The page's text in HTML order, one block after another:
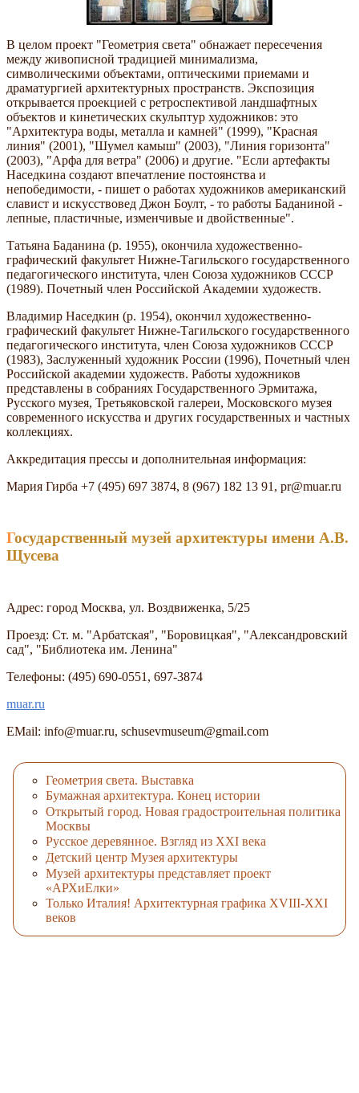
В целом проект "Геометрия света" обнажает пересечения
между живописной традицией минимализма,
символическими объектами, оптическими приемами и
драматургией архитектурных пространств. Экспозиция
открывается проекцией с ретроспективой ландшафтных
объектов и кинетических скульптур художников: это
"Архитектура воды, металла и камней" (1999), "Красная
линия" (2001), "Шумел камыш" (2003), "Линия горизонта"
(2003), "Арфа для ветра" (2006) и другие. "Если артефакты
Наседкина создают впечатление постоянства и
непобедимости, - пишет о работах художников американский
славист и искусствовед Джон Боулт, - то работы Баданиной -
лепные, пластичные, изменчивые и двойственные".
Татьяна Баданина (р. 1955), окончила художественно-
графический факультет Нижне-Тагильского государственного
педагогического института, член Союза художников СССР
(1989). Почетный член Российской Академии художеств.
Владимир Наседкин (р. 1954), окончил художественно-
графический факультет Нижне-Тагильского государственного
педагогического института, член Союза художников СССР
(1983), Заслуженный художник России (1996), Почетный член
Российской академии художеств. Работы художников
представлены в собраниях Государственного Эрмитажа,
Русского музея, Третьяковской галереи, Московского музея
современного искусства и других государственных и частных
коллекциях.
Аккредитация прессы и дополнительная информация:
Мария Гирба +7 (495) 697 3874, 8 (967) 182 13 91, pr@muar.ru
Государственный музей архитектуры имени А.В.
Щусева
Адрес: город Москва, ул. Воздвиженка, 5/25
Проезд: Ст. м. "Арбатская", "Боровицкая", "Александровский
сад", "Библиотека им. Ленина"
Телефоны: (495) 690-0551, 697-3874
muar.ru
EMail: info@muar.ru, schusevmuseum@gmail.com
Геометрия света. Выставка
Бумажная архитектура. Конец истории
Открытый город. Новая градостроительная политика
Москвы
Русское деревянное. Взгляд из XXI века
Детский центр Музея архитектуры
Музей архитектуры представляет проект
«АРХиЕлки»
Только Италия! Архитектурная графика XVIII-XXI
веков